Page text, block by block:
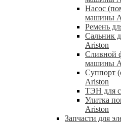
Насос
машины
Ремень
Сальник
Ariston
Сливной
машины
Суппорт
Ariston
ТЭН для
Улитка
Ariston
Запчасти для